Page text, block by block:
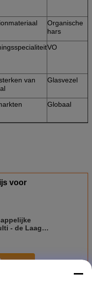
Organische
hars
VO
van
Glasvezel
Globaal
voor
- de Laag